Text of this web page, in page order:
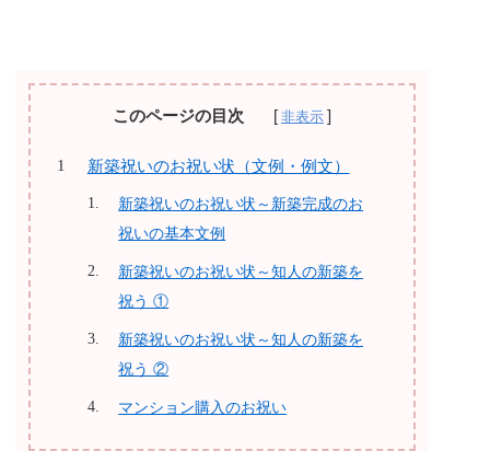
このページの目次
新築祝いのお祝い状（文例・例文）
新築祝いのお祝い状～新築完成のお
祝いの基本文例
新築祝いのお祝い状～知人の新築を
祝う ①
新築祝いのお祝い状～知人の新築を
祝う ②
マンション購入のお祝い